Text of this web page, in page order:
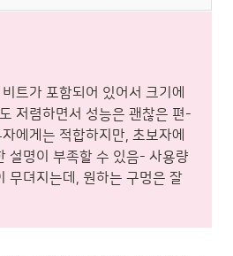
트가 포함되어 있어서 크기에
저렴하면서 성능은 괜찮은 편-
에게는 적합하지만, 초보자에
설명이 부족할 수 있음- 사용량
무뎌지는데, 원하는 구멍은 잘